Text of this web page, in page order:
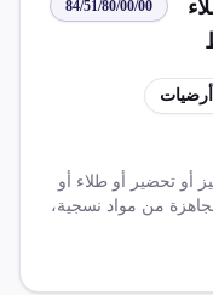
84/51/80/00/00
أو تحضير أو طلاء أو
من مواد نسجية،